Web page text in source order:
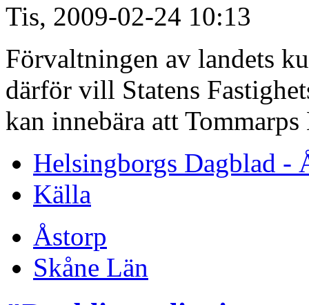
Tis, 2009-02-24 10:13
Förvaltningen av landets
därför vill Statens
kan innebära att
Helsingborgs Dagblad -
Källa
Åstorp
Skåne Län